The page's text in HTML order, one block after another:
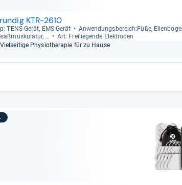
KTR-2610
TENS-​Gerät, EMS-​Gerät
Anwen­dungs­be­reich:Füße,
…
Art: Frei­lie­gende Elek­tro­den
Viel­sei­tige Phy­sio­the­ra­pie für zu Hause